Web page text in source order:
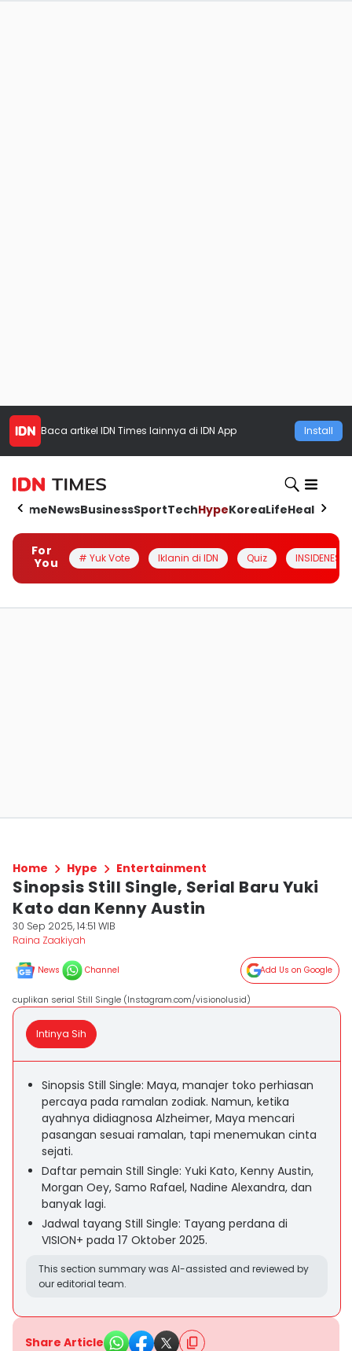
Baca artikel IDN Times lainnya di IDN App Install
HomeNewsBusinessSportTechHypeKoreaLifeHealth
For
You
# Yuk Vote Iklanin di IDN Quiz INSIDENESIA
Home Hype Entertainment
Sinopsis Still Single, Serial Baru Yuki
Kato dan Kenny Austin
30 Sep 2025, 14:51 WIB
Raina Zaakiyah
News Channel Add Us on Google
cuplikan serial Still Single (Instagram.com/visionolusid)
Intinya Sih
Sinopsis Still Single: Maya, manajer toko perhiasan
percaya pada ramalan zodiak. Namun, ketika
ayahnya didiagnosa Alzheimer, Maya mencari
pasangan sesuai ramalan, tapi menemukan cinta
sejati.
Daftar pemain Still Single: Yuki Kato, Kenny Austin,
Morgan Oey, Samo Rafael, Nadine Alexandra, dan
banyak lagi.
Jadwal tayang Still Single: Tayang perdana di
VISION+ pada 17 Oktober 2025.
This section summary was AI-assisted and reviewed by
our editorial team.
Share Article